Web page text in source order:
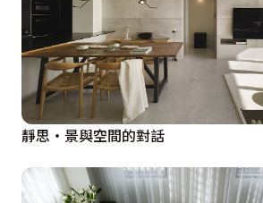
靜思‧景與空間的對話